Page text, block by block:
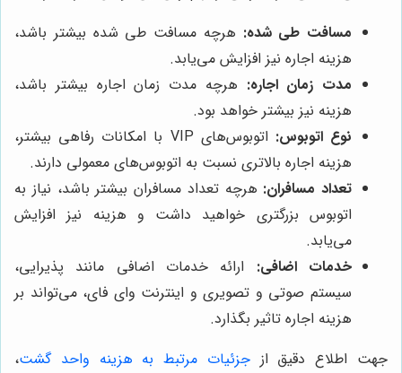
مسافت طی شده: هرچه مسافت طی شده بیشتر باشد،
هزینه اجاره نیز افزایش می‌یابد.
مدت زمان اجاره: هرچه مدت زمان اجاره بیشتر باشد،
هزینه نیز بیشتر خواهد بود.
نوع اتوبوس:
اتوبوس‌های VIP با امکانات رفاهی بیشتر،
هزینه اجاره بالاتری نسبت به اتوبوس‌های معمولی دارند.
تعداد مسافران: هرچه تعداد مسافران بیشتر باشد، نیاز به
اتوبوس بزرگتری خواهید داشت و هزینه نیز افزایش
می‌یابد.
خدمات اضافی: ارائه خدمات اضافی مانند پذیرایی،
سیستم صوتی و تصویری و اینترنت وای فای، می‌تواند بر
هزینه اجاره تاثیر بگذارد.
جهت اطلاع دقیق ازجزئیات مرتبط به هزینه واحد گشت،